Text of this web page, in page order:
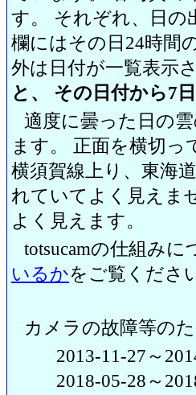
す。 それぞれ、日の
欄にはその日24時間
外は日付が一覧表示
と、 その日付から7
適度に曇った日の
ます。 正面を横切っ
横須賀線上り、東海
れていてよく見えま
よく見えます。
totsucamの仕組みに
いるかをご覧くださ
カメラの故障等の
2013-11-27～
2018-05-28～